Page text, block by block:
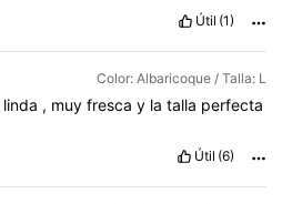
Útil (1)
Color: Albaricoque / Talla: L
linda , muy fresca y la talla perfecta
Útil (6)